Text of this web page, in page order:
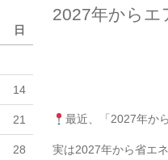
日
14
21
28
2027年からエ
最近、「2027年か
実は2027年から省エ